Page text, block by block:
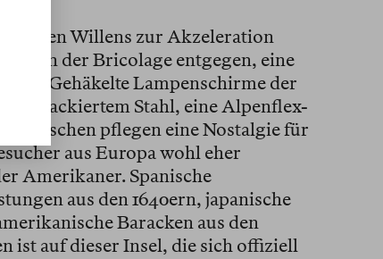
Willens zur Akzeleration
an der Bricolage entgegen, eine
Gehäkelte Lampenschirme der
Stahl, eine Alpenflex-
Menschen pflegen eine Nostalgie für
aus Europa wohl eher
Amerikaner. Spanische
aus den 1640ern, japanische
Baracken aus den
ist auf dieser Insel, die sich offiziell